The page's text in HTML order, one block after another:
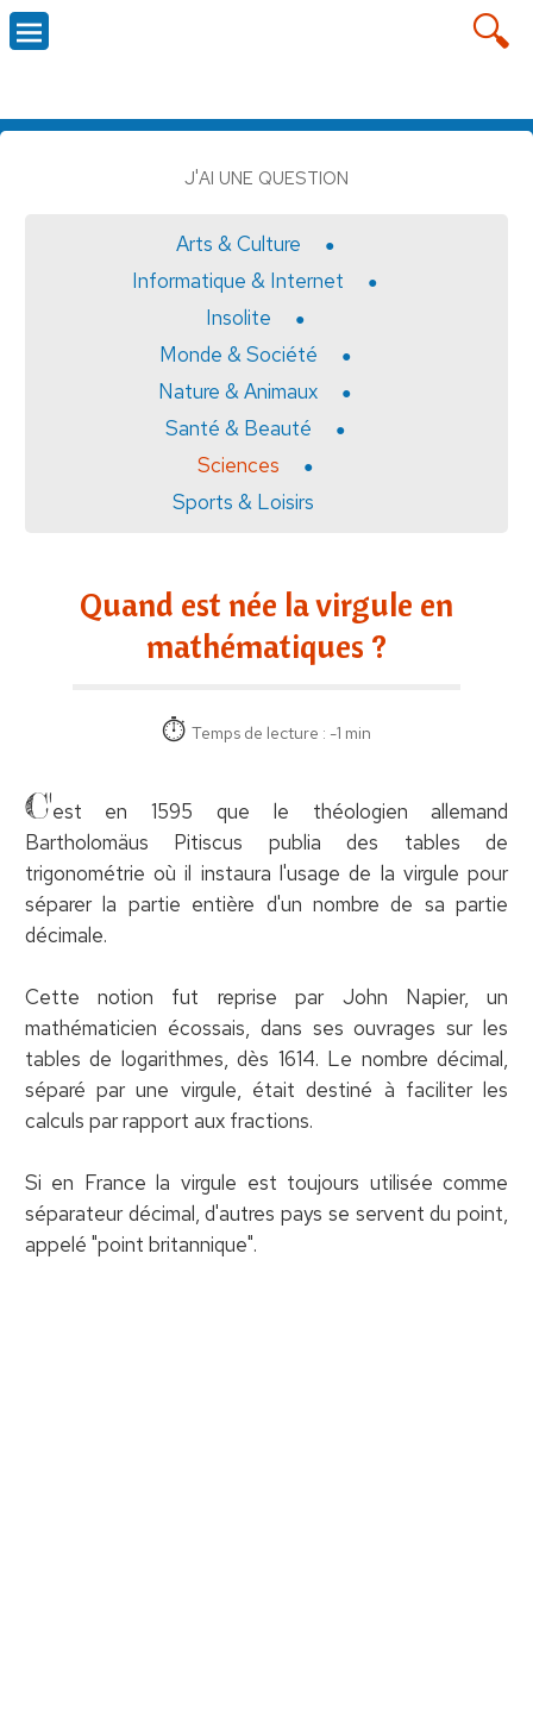
J'AI UNE QUESTION
Arts & Culture
Informatique & Internet
Insolite
Monde & Société
Nature & Animaux
Santé & Beauté
Sciences
Sports & Loisirs
Quand est née la virgule en
mathématiques ?
Temps de lecture : -1 min
C'est en 1595 que le théologien allemand
Bartholomäus Pitiscus publia des tables de
trigonométrie où il instaura l'usage de la virgule pour
séparer la partie entière d'un nombre de sa partie
décimale.
Cette notion fut reprise par John Napier, un
mathématicien écossais, dans ses ouvrages sur les
tables de logarithmes, dès 1614. Le nombre décimal,
séparé par une virgule, était destiné à faciliter les
calculs par rapport aux fractions.
Si en France la virgule est toujours utilisée comme
séparateur décimal, d'autres pays se servent du point,
appelé "point britannique".